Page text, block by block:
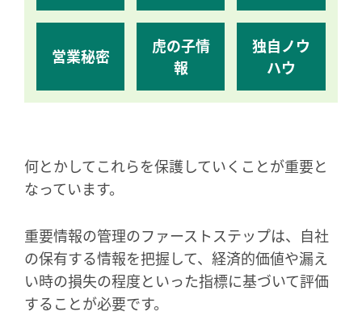
営業秘密
虎の子情
報
独自ノウ
ハウ
何とかしてこれらを保護していくことが重要と
なっています。
重要情報の管理のファーストステップは、自社
の保有する情報を把握して、経済的価値や漏え
い時の損失の程度といった指標に基づいて評価
することが必要です。